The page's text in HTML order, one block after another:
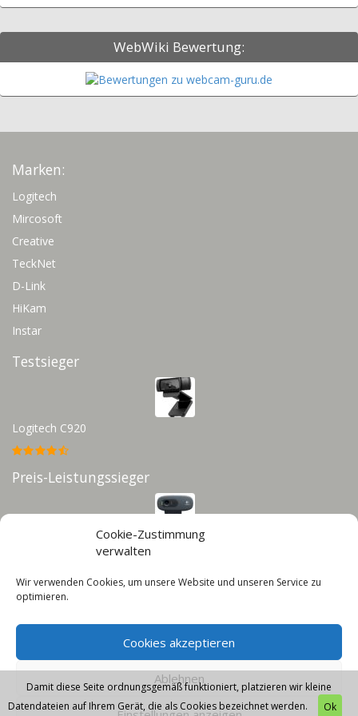
Cookie-Zustimmung
verwalten
Wir verwenden Cookies, um unsere Website und unseren Service zu
optimieren.
Cookies akzeptieren
Ablehnen
WebWiki Bewertung:
Marken:
Logitech
Mircosoft
Creative
TeckNet
D-Link
HiKam
Instar
Testsieger
Logitech C920
Preis-Leistungssieger
Infos
Cookie-Richtlinie (EU)
Damit diese Seite ordnungsgemäß funktioniert, platzieren wir kleine
Datendateien auf Ihrem Gerät, die als Cookies bezeichnet werden.
Ok